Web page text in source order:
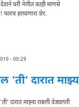
घरी नेलीत काही माणसे
फारच हलवणारा शेर.
- 00:29
'ती' दारात
दारात माझ्या राबली वेड्यापरी